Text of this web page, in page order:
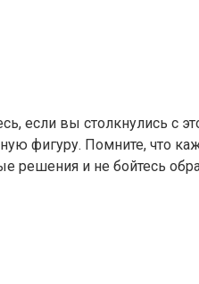
если вы столкнулись с
фигуру. Помните, что
решения и не бойтесь